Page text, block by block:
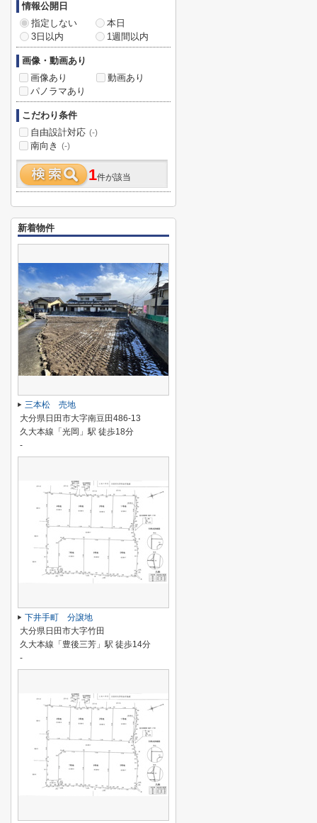
情報公開日
指定しない
本日
3日以内
1週間以内
画像・動画あり
画像あり
動画あり
パノラマあり
こだわり条件
自由設計対応 (-)
南向き (-)
1件が該当
新着物件
三本松 売地
大分県日田市大字南豆田486-13
久大本線「光岡」駅 徒歩18分
-
下井手町 分譲地
大分県日田市大字竹田
久大本線「豊後三芳」駅 徒歩14分
-